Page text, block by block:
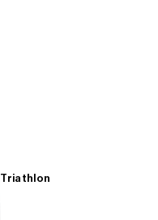
Triathlon